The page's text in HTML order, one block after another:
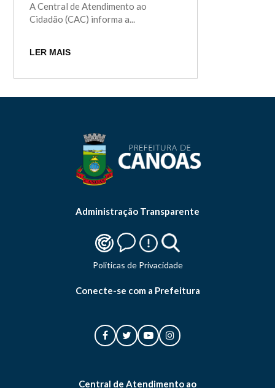
A Central de Atendimento ao
Cidadão (CAC) informa a...
LER MAIS
Administração Transparente
Politicas de Privacidade
Conecte-se com a Prefeitura
Central de Atendimento ao